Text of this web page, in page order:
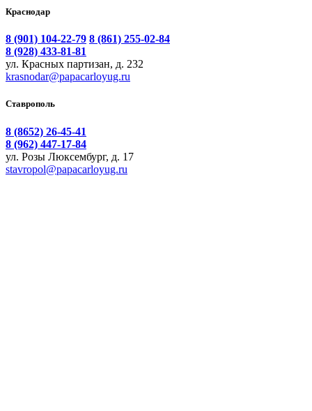
Краснодар
8 (901) 104-22-79 8 (861) 255-02-84
8 (928) 433-81-81
ул. Красных партизан, д. 232
krasnodar@papacarloyug.ru
Ставрополь
8 (8652) 26-45-41
8 (962) 447-17-84
ул. Розы Люксембург, д. 17
stavropol@papacarloyug.ru